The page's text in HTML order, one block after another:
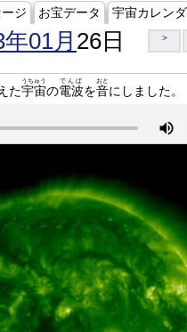
ジ お宝データ 宇宙カレン
01月 26日 >
た宇宙
うちゅう
の電波
でんぱ
を音
おと
にしました。